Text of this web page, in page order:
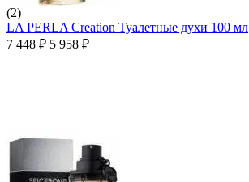
(2)
LA PERLA Creation Туалетные духи 100 мл
7 448 ₽ 5 958 ₽